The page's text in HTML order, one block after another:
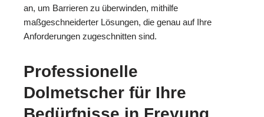
an, um Barrieren zu überwinden, mithilfe
maßgeschneiderter Lösungen, die genau auf Ihre
Anforderungen zugeschnitten sind.
Professionelle
Dolmetscher für Ihre